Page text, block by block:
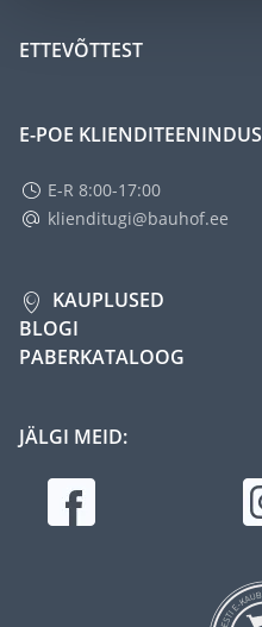
ETTEVÕTTEST
E-POE KLIENDITEENINDUS
E-R 8:00-17:00
klienditugi@bauhof.ee
KAUPLUSED
BLOGI
PABERKATALOOG
JÄLGI MEID: